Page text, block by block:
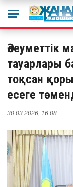
Әлеуметтік
тауарлары
тоқсан
есеге
30.03.2026, 16:08